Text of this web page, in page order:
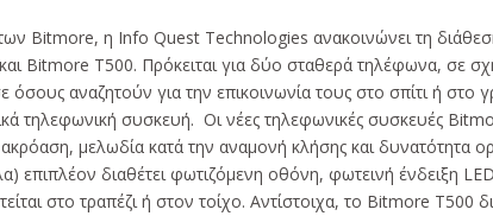
Bitmore, η Info Quest Technologies ανακοινώνει τη
Bitmore T500. Πρόκειται για δύο σταθερά τηλέφωνα, σε
αναζητούν για την επικοινωνία τους στο σπίτι ή στο
τηλεφωνική συσκευή. Οι νέες τηλεφωνικές συσκευές
μελωδία κατά την αναμονή κλήσης και δυνατότητα
διαθέτει φωτιζόμενη οθόνη, φωτεινή ένδειξη
στο τραπέζι ή στον τοίχο. Αντίστοιχα, το Bitmore T500